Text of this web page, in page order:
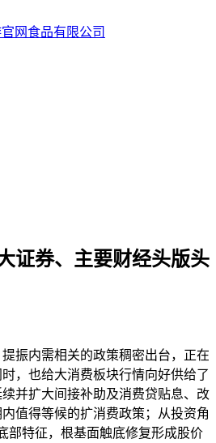
证券、主要财经头版头
内需相关的政策稠密出台，正在
，也给大消费板块行情向好供给了
并扩大间接补助及消费贷贴息、改
值得等候的扩消费政策；从投资角
部特征，根基面触底修复形成股价